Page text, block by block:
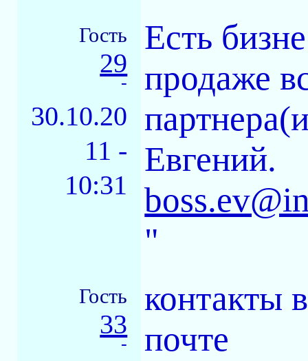
Гость
29
-
30.10.20
11 -
10:31
Есть
продаже
Евгений.
"
Гость
33
-
контакты
почте